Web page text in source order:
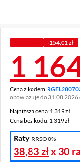
-154,01 zł
1
Cena z kodem
obowiązuje do 31.08.2026
Najniższa cena: 1 319 zł
Najniższa cena: 1 319 zł
Cena bez kodu: 1 319 zł
Cena bez kodu: 1 319 zł
Raty RRSO 0%
38,83 złx 30